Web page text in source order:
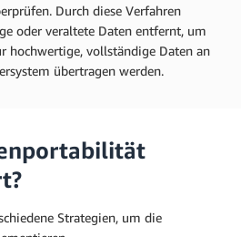
Durch diese Verfahren
oder veraltete Daten entfernt, um
hochwertige, vollständige Daten an
übertragen werden.
Strategien, um die